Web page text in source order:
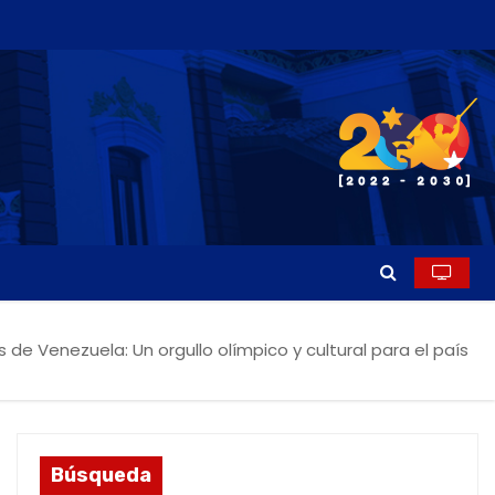
de Venezuela: Un orgullo olímpico y cultural para el país
Búsqueda